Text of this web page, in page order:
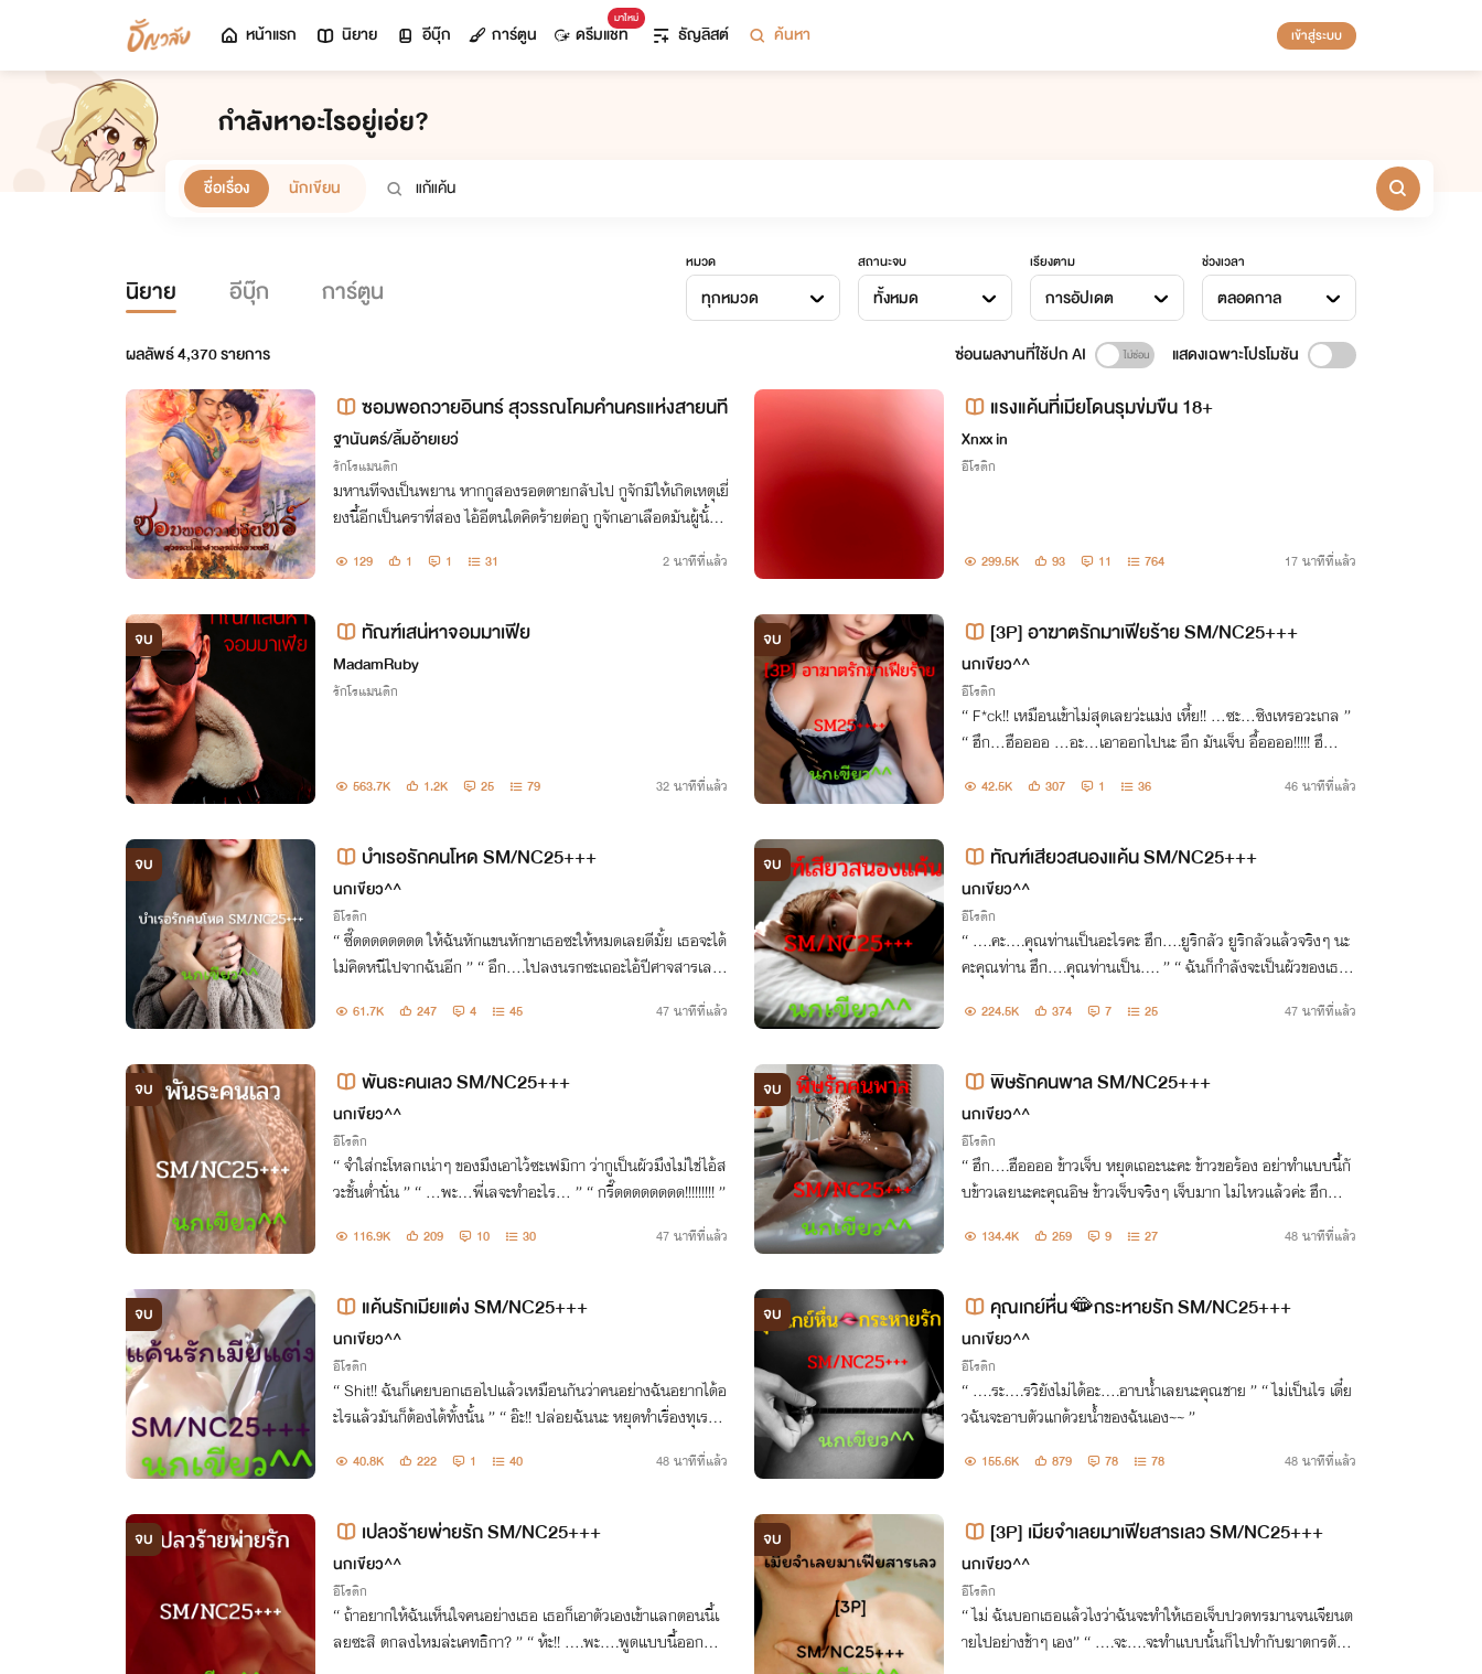
หน้าแรก นิยาย อีบุ๊ก การ์ตูน
มาใหม่
ดรีมแชท ธัญลิสต์ ค้นหา เข้าสู่ระบบ
กำลังหาอะไรอยู่เอ่ย?
ชื่อเรื่อง นักเขียน
นิยาย อีบุ๊ก การ์ตูน
หมวด
ทุกหมวด
สถานะจบ
ทั้งหมด
เรียงตาม
การอัปเดต
ช่วงเวลา
ตลอดกาล
ผลลัพธ์4,370รายการ ซ่อนผลงานที่ใช้ปก AI แสดงเฉพาะโปรโมชัน
ซอมพอถวายอินทร์ สุวรรณโคมคำนครแห่งสายนที
ฐานันตร์/ลิ้มอ้ายเยว่
รักโรแมนติก
มหานทีจงเป็นพยาน หากกูสองรอดตายกลับไป กูจักมิให้เกิดเหตุเยี่
ยงนี้อีกเป็นคราที่สอง ไอ้อีตนใดคิดร้ายต่อกู กูจักเอาเลือดมันผู้นั้น
ยเคียงกู
129 1 1 31 2 นาทีที่แล้ว
แรงแค้นที่เมียโดนรุมข่มขืน 18+
Xnxx in
อีโรติก
299.5K 93 11 764 17 นาทีที่แล้ว
จบ ทัณฑ์เสน่หาจอมมาเฟีย
MadamRuby
รักโรแมนติก
563.7K 1.2K 25 79 32 นาทีที่แล้ว
จบ [3P] อาฆาตรักมาเฟียร้าย SM/NC25+++
นกเขียว^^
อีโรติก
“ F*ck!! เหมือนเข้าไม่สุดเลยว่ะแม่ง เหี้ย!! …ซะ…ซิงเหรอวะเกล ”
“ ฮึก…ฮืออออ …อะ…เอาออกไปนะ อึก มันเจ็บ อื้ออออ!!!!! ฮึ
42.5K 307 1 36 46 นาทีที่แล้ว
จบ บำเรอรักคนโหด SM/NC25+++
นกเขียว^^
อีโรติก
“ ซี๊ดดดดดดดด ให้ฉันหักแขนหักขาเธอซะให้หมดเลยดีมั้ย เธอจะได้
ไม่คิดหนีไปจากฉันอีก ” “ อึก….ไปลงนรกซะเถอะไอ้ปีศาจสารเลว!!
61.7K 247 4 45 47 นาทีที่แล้ว
จบ ทัณฑ์เสียวสนองแค้น SM/NC25+++
นกเขียว^^
อีโรติก
“ ….คะ….คุณท่านเป็นอะไรคะ ฮึก….ยูริกลัว ยูริกลัวแล้วจริงๆ นะ
คะคุณท่าน ฮึก….คุณท่านเป็น…. ” “ ฉันก็กำลังจะเป็นผัวของเธอไ
224.5K 374 7 25 47 นาทีที่แล้ว
จบ พันธะคนเลว SM/NC25+++
นกเขียว^^
อีโรติก
“ จำใส่กะโหลกเน่าๆ ของมึงเอาไว้ซะเฟมิกา ว่ากูเป็นผัวมึงไม่ใช่ไอ้ส
วะชั้นต่ำนั่น ” “ …พะ…พี่เลจะทำอะไร… ” “ กรี๊ดดดดดดดด!!!!!!!!! ”
116.9K 209 10 30 47 นาทีที่แล้ว
จบ พิษรักคนพาล SM/NC25+++
นกเขียว^^
อีโรติก
“ ฮึก….ฮืออออ ข้าวเจ็บ หยุดเถอะนะคะ ข้าวขอร้อง อย่าทำแบบนี้กั
บข้าวเลยนะคะคุณอิษ ข้าวเจ็บจริงๆ เจ็บมาก ไม่ไหวแล้วค่ะ ฮึก….ฮื
ข้าวสวย ”
134.4K 259 9 27 48 นาทีที่แล้ว
จบ แค้นรักเมียแต่ง SM/NC25+++
นกเขียว^^
อีโรติก
“ Shit!! ฉันก็เคยบอกเธอไปแล้วเหมือนกันว่าคนอย่างฉันอยากได้อ
ะไรแล้วมันก็ต้องได้ทั้งนั้น ” “ อ๊ะ!! ปล่อยฉันนะ หยุดทำเรื่องทุเรศส
40.8K 222 1 40 48 นาทีที่แล้ว
จบ คุณเกย์หื่น🫦กระหายรัก SM/NC25+++
นกเขียว^^
อีโรติก
“ ….ระ….รวิยังไม่ได้อะ….อาบน้ำเลยนะคุณชาย ” “ ไม่เป็นไร เดี๋ย
วฉันจะอาบตัวแกด้วยน้ำของฉันเอง~~ ”
155.6K 879 78 78 48 นาทีที่แล้ว
จบ เปลวร้ายพ่ายรัก SM/NC25+++
นกเขียว^^
อีโรติก
“ ถ้าอยากให้ฉันเห็นใจคนอย่างเธอ เธอก็เอาตัวเองเข้าแลกตอนนี้เ
ลยซะสิ ตกลงไหมล่ะเคทธิกา? ” “ ห้ะ!! ….พะ….พูดแบบนี้ออกมาไ
จบ [3P] เมียจำเลยมาเฟียสารเลว SM/NC25+++
นกเขียว^^
อีโรติก
“ ไม่ ฉันบอกเธอแล้วไงว่าฉันจะทำให้เธอเจ็บปวดทรมานจนเจียนต
ายไปอย่างช้าๆ เอง” “ ….จะ….จะทำแบบนั้นก็ไปทำกับฆาตกรตั